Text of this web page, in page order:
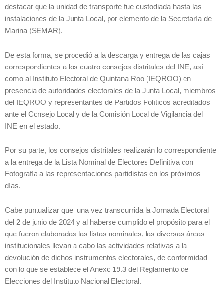
destacar que la unidad de transporte fue custodiada hasta las
instalaciones de la Junta Local, por elemento de la Secretaría de
Marina (SEMAR).
De esta forma, se procedió a la descarga y entrega de las cajas
correspondientes a los cuatro consejos distritales del INE, así
como al Instituto Electoral de Quintana Roo (IEQROO) en
presencia de autoridades electorales de la Junta Local, miembros
del IEQROO y representantes de Partidos Políticos acreditados
ante el Consejo Local y de la Comisión Local de Vigilancia del
INE en el estado.
Por su parte, los consejos distritales realizarán lo correspondiente
a la entrega de la Lista Nominal de Electores Definitiva con
Fotografía a las representaciones partidistas en los próximos
días.
Cabe puntualizar que, una vez transcurrida la Jornada Electoral
del 2 de junio de 2024 y al haberse cumplido el propósito para el
que fueron elaboradas las listas nominales, las diversas áreas
institucionales llevan a cabo las actividades relativas a la
devolución de dichos instrumentos electorales, de conformidad
con lo que se establece el Anexo 19.3 del Reglamento de
Elecciones del Instituto Nacional Electoral.